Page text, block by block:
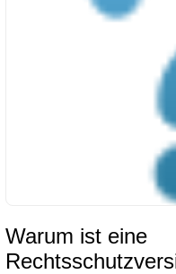
Warum ist eine